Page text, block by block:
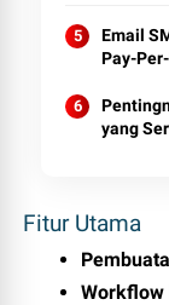
Email
Pay-
yang
Fitur Utama
Workflow